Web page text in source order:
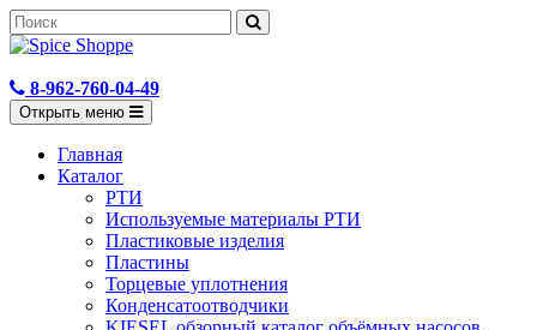
8-962-760-04-49
Открыть меню
Главная
Каталог
РТИ
Используемые материалы РТИ
Пластиковые изделия
Пластины
Торцевые уплотнения
Конденсатоотводчики